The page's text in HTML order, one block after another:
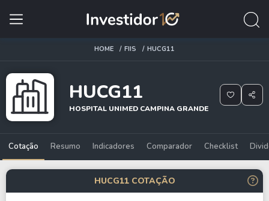
HOME FIIS HUCG11
HUCG11
HOSPITAL UNIMED CAMPINA GRANDE
Cotação Resumo Indicadores Comparador Checklist
HUCG11 COTAÇÃO